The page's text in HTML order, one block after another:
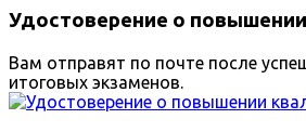
Удостоверение о
Вам отправят по почте после
итоговых экзаменов.